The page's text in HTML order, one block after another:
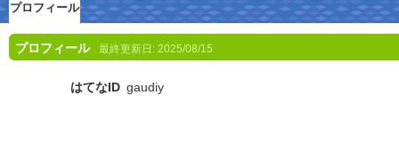
プロフィール
プロフィール 最終更新日: 2025/08/15
はてなID gaudiy